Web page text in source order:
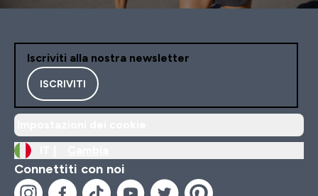
Iscriviti alla nostra newsletter
ISCRIVITI
Connettiti con noi